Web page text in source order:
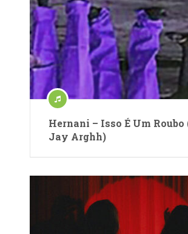
Hernani – Isso É Um Roubo
Jay Arghh)